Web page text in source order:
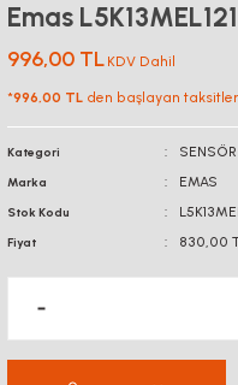
Emas L5K13MEL121
996,00 TL KDV Dahil
*996,00 TL den başlayan
Kategori
Marka EMAS
Stok Kodu
Fiyat 830,00